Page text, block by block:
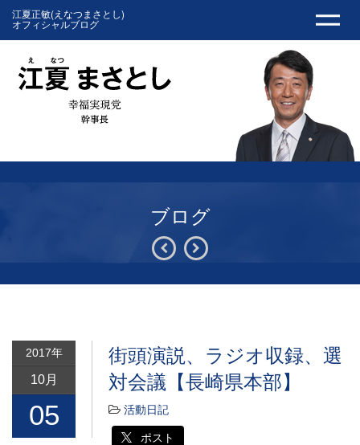
江夏正敏(えなつまさとし)
オフィシャルブログ
ブログ
2017年
10月
05
街頭演説、ラジオ収録、選
対会議【長崎県本部】
活動日記
ポスト